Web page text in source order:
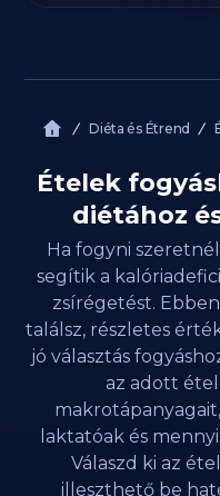
Diéta és Étrend
Ételek
diétához
Ha fogyni
segítik a
zsírégetést.
találsz, részletes
jó választás
az adott
laktatóak és
Válaszd ki az
illeszthető be